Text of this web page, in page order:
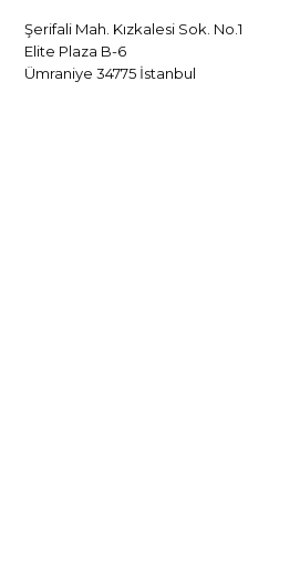
Şerifali Mah. Kızkalesi Sok. No.1
Elite Plaza B-6
Ümraniye 34775 İstanbul